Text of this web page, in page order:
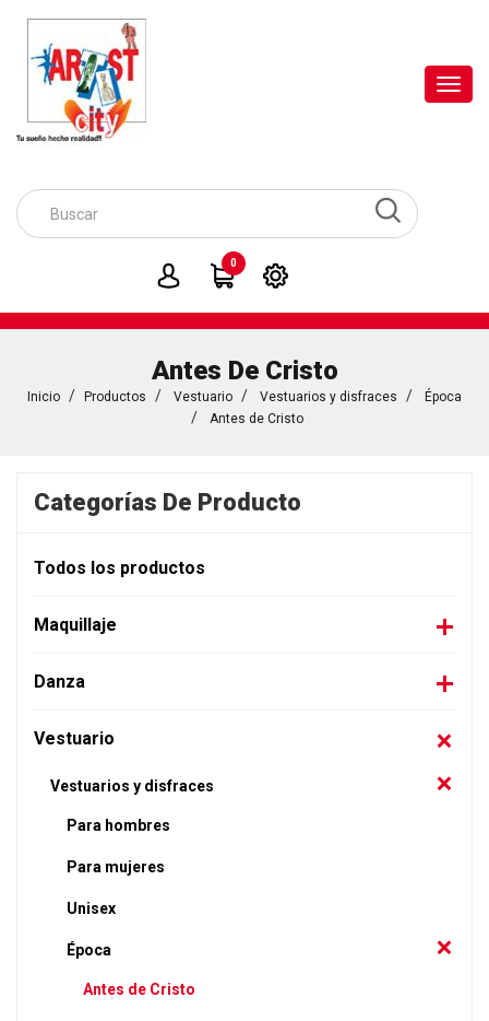
0
Antes De Cristo
Inicio Productos Vestuario Vestuarios y disfraces
Época
Antes de Cristo
Categorías De Producto
Todos los productos
Maquillaje
Danza
Vestuario
Vestuarios y disfraces
Para hombres
Para mujeres
Unisex
Época
Antes de Cristo